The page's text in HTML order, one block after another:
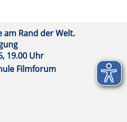
am Rand der Welt.
19.00 Uhr
Filmforum